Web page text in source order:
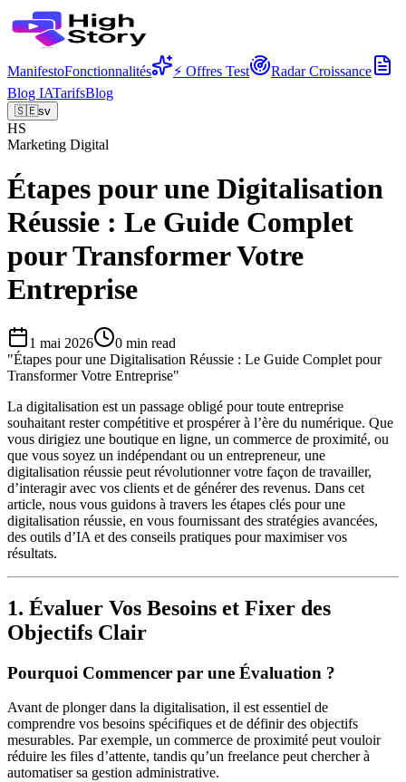
ManifestoFonctionnalités ⚡ Offres Test
Radar Croissance
Blog IATarifsBlog
🇸🇪sv
HS
Marketing Digital
Étapes pour une Digitalisation
Réussie : Le Guide Complet
pour Transformer Votre
Entreprise
1 mai 2026 0 min read
"Étapes pour une Digitalisation Réussie : Le Guide Complet pour
Transformer Votre Entreprise"
La digitalisation est un passage obligé pour toute entreprise
souhaitant rester compétitive et prospérer à l’ère du numérique. Que
vous dirigiez une boutique en ligne, un commerce de proximité, ou
que vous soyez un indépendant ou un entrepreneur, une
digitalisation réussie peut révolutionner votre façon de travailler,
d’interagir avec vos clients et de générer des revenus. Dans cet
article, nous vous guidons à travers les étapes clés pour une
digitalisation réussie, en vous fournissant des stratégies avancées,
des outils d’IA et des conseils pratiques pour maximiser vos
résultats.
1. Évaluer Vos Besoins et Fixer des
Objectifs Clair
Pourquoi Commencer par une Évaluation ?
Avant de plonger dans la digitalisation, il est essentiel de
comprendre vos besoins spécifiques et de définir des objectifs
mesurables. Par exemple, un commerce de proximité peut vouloir
réduire les files d’attente, tandis qu’un freelance peut chercher à
automatiser sa gestion administrative.